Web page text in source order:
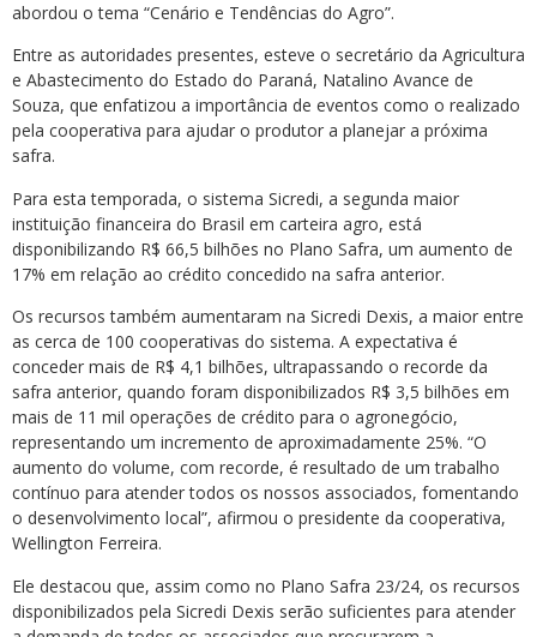
abordou o tema “Cenário e Tendências do Agro”.
Entre as autoridades presentes, esteve o secretário da Agricultura
e Abastecimento do Estado do Paraná, Natalino Avance de
Souza, que enfatizou a importância de eventos como o realizado
pela cooperativa para ajudar o produtor a planejar a próxima
safra.
Para esta temporada, o sistema Sicredi, a segunda maior
instituição financeira do Brasil em carteira agro, está
disponibilizando R$ 66,5 bilhões no Plano Safra, um aumento de
17% em relação ao crédito concedido na safra anterior.
Os recursos também aumentaram na Sicredi Dexis, a maior entre
as cerca de 100 cooperativas do sistema. A expectativa é
conceder mais de R$ 4,1 bilhões, ultrapassando o recorde da
safra anterior, quando foram disponibilizados R$ 3,5 bilhões em
mais de 11 mil operações de crédito para o agronegócio,
representando um incremento de aproximadamente 25%. “O
aumento do volume, com recorde, é resultado de um trabalho
contínuo para atender todos os nossos associados, fomentando
o desenvolvimento local”, afirmou o presidente da cooperativa,
Wellington Ferreira.
Ele destacou que, assim como no Plano Safra 23/24, os recursos
disponibilizados pela Sicredi Dexis serão suficientes para atender